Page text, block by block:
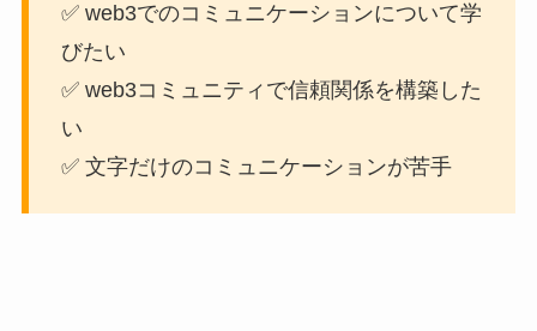
✅ web3でのコミュニケーションについて学
びたい
✅ web3コミュニティで信頼関係を構築した
い
✅ 文字だけのコミュニケーションが苦手